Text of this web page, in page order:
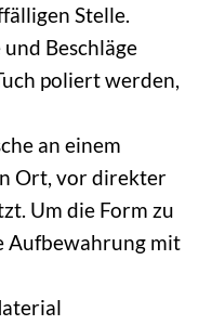
Stelle.
Beschläge
poliert werden,
an einem
Ort, vor direkter
Um die Form zu
Aufbewahrung mit